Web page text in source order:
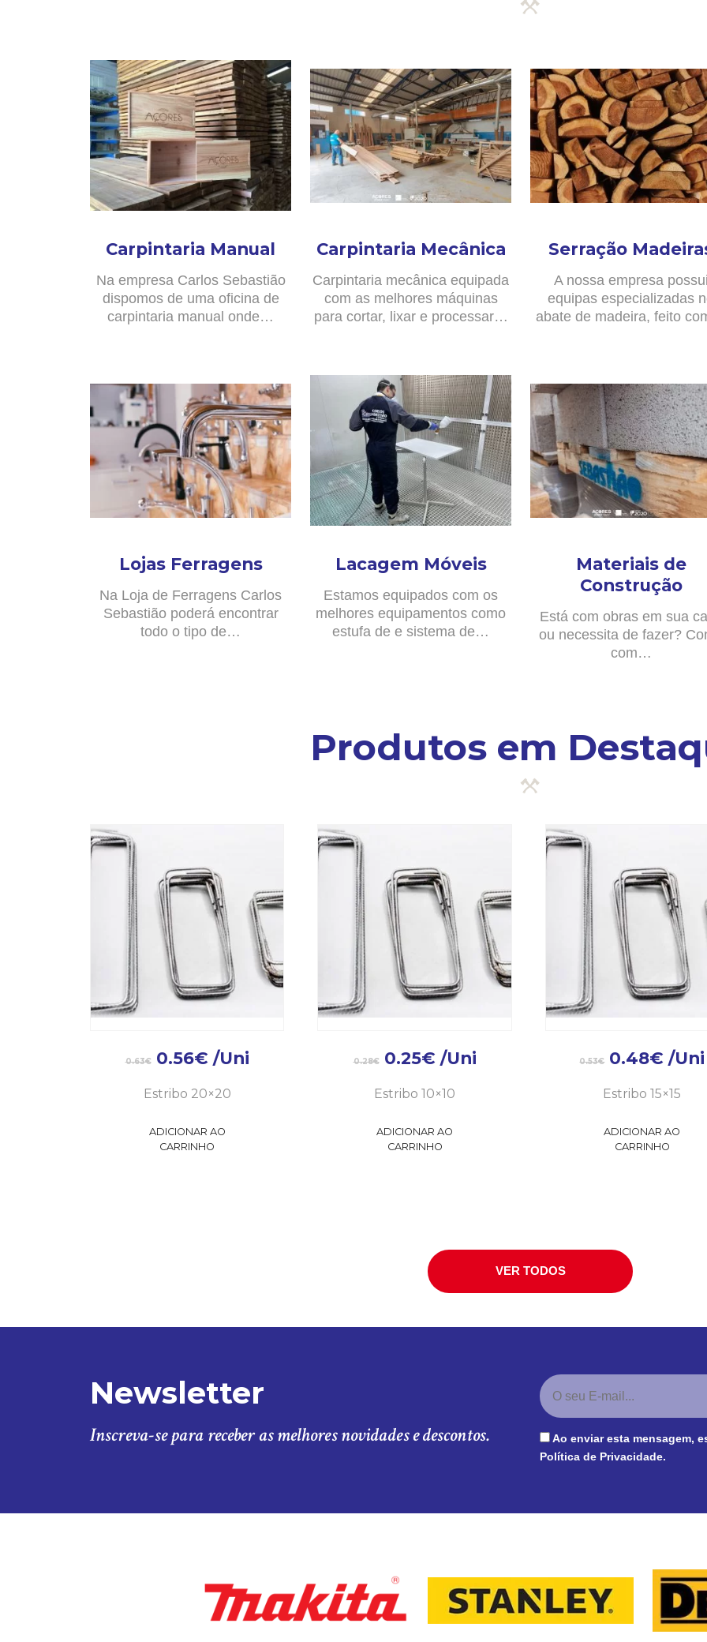
Carpintaria Manual
Na empresa Carlos Sebastião
dispomos de uma oficina de
carpintaria manual onde…
Carpintaria Mecânica
Carpintaria mecânica equipada
com as melhores máquinas
para cortar, lixar e processar…
Serração
A nossa empresa
equipas especializadas
abate de madeira, feito
Lojas Ferragens
Na Loja de Ferragens Carlos
Sebastião poderá encontrar
todo o tipo de…
Lacagem Móveis
Estamos equipados com os
melhores equipamentos como
estufa de e sistema de…
Materiais de
Construção
Está com obras em sua
ou necessita de fazer?
com…
Produtos em
0.63€ 0.56€ /Uni
Estribo 20×20
ADICIONAR AO
CARRINHO
0.28€ 0.25€ /Uni
Estribo 10×10
ADICIONAR AO
CARRINHO
0.53€ 0.48€ /Uni
Estribo 15×15
ADICIONAR AO
CARRINHO
VER TODOS
Newsletter
Inscreva-se para receber as melhores novidades e descontos.
Ao enviar esta mensagem,
Política de Privacidade.